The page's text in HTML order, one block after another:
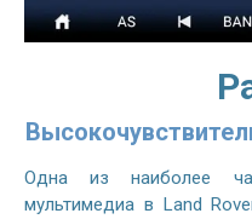
Одна из наиболее
мультимедиа в Land